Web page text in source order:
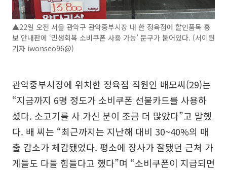
▲22일 오전 서울 관악구 관악중부시장 내 한 정육점에 할인품목 홍
보 안내판에 ‘민생회복 소비쿠폰 사용 가능’ 문구가 붙어있다. (서이원
기자 iwonseo96@)
관악중부시장에 위치한 정육점 직원인 배모씨(29)는
“지금까지 6명 정도가 소비쿠폰 선불카드를 사용하
셨다. 소고기를 사 가신 분이 조금 더 많았다”고 말했
다. 배 씨는 “최근까지는 지난해 대비 30~40%의 매
출 감소가 체감됐었다. 평소에 장사가 잘됐던 근처 가
게들도 다들 힘들다고 했다”며 “소비쿠폰이 지급되면